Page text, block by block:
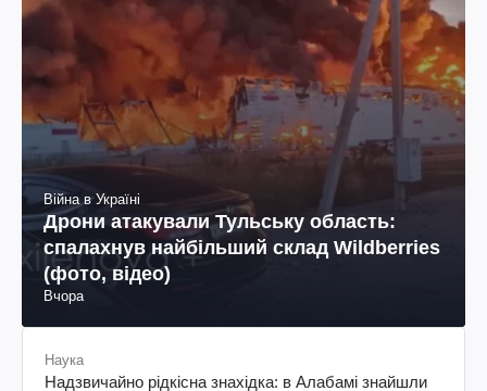
Війна в Україні
Дрони атакували Тульську область:
спалахнув найбільший склад Wildberries
(фото, відео)
Вчора
Наука
Надзвичайно рідкісна знахідка: в Алабамі знайшли